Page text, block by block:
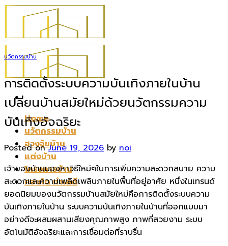
Skip
content
Home
นวัตกรรมบ้าน
ฮวงจุ้ยบ้าน
แต่งบ้าน
โครงการบ้าน
คอนโด ทำเลดี
นวัตกรรมบ้าน
การติดตั้งระบบความบันเทิงภายในบ้าน
เปลี่ยนบ้านสมัยใหม่ด้วยนวัตกรรมความ
บันเทิงอัจฉริยะ
Posted onJune 19, 2026 by noi
เจ้าของบ้านมองหาวิธีใหม่ๆในการเพิ่มความสะดวกสบาย ความ
สะดวกและความเพลิดเพลินภายในพื้นที่อยู่อาศัย หนึ่งในเทรนด์
ยอดนิยมของนวัตกรรมบ้านสมัยใหม่คือการติดตั้งระบบความ
บันเทิงภายในบ้าน ระบบความบันเทิงภายในบ้านที่ออกแบบมา
อย่างดีจะผสมผสานเสียงคุณภาพสูง ภาพที่สวยงาม ระบบ
อัตโนมัติอัจฉริยะและการเชื่อมต่อที่ราบรื่น